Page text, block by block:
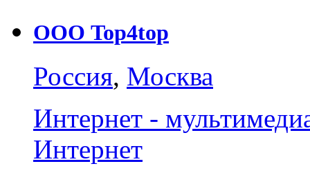
ООО Top4top
Россия, Москва
Интернет -
Интернет